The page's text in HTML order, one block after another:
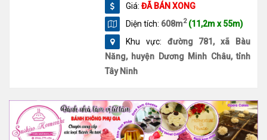
Giá: ĐÃ BÁN XONG
Diện tích: 608m2 (11,2m x 55m)
Khu vực: đường 781, xã Bàu
Năng, huyện Dương Minh Châu, tỉnh
Tây Ninh